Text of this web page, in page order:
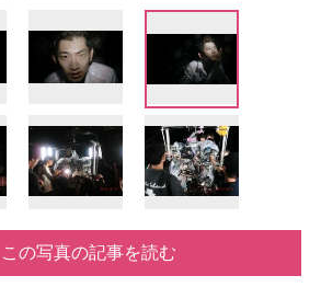
この写真の記事を読む